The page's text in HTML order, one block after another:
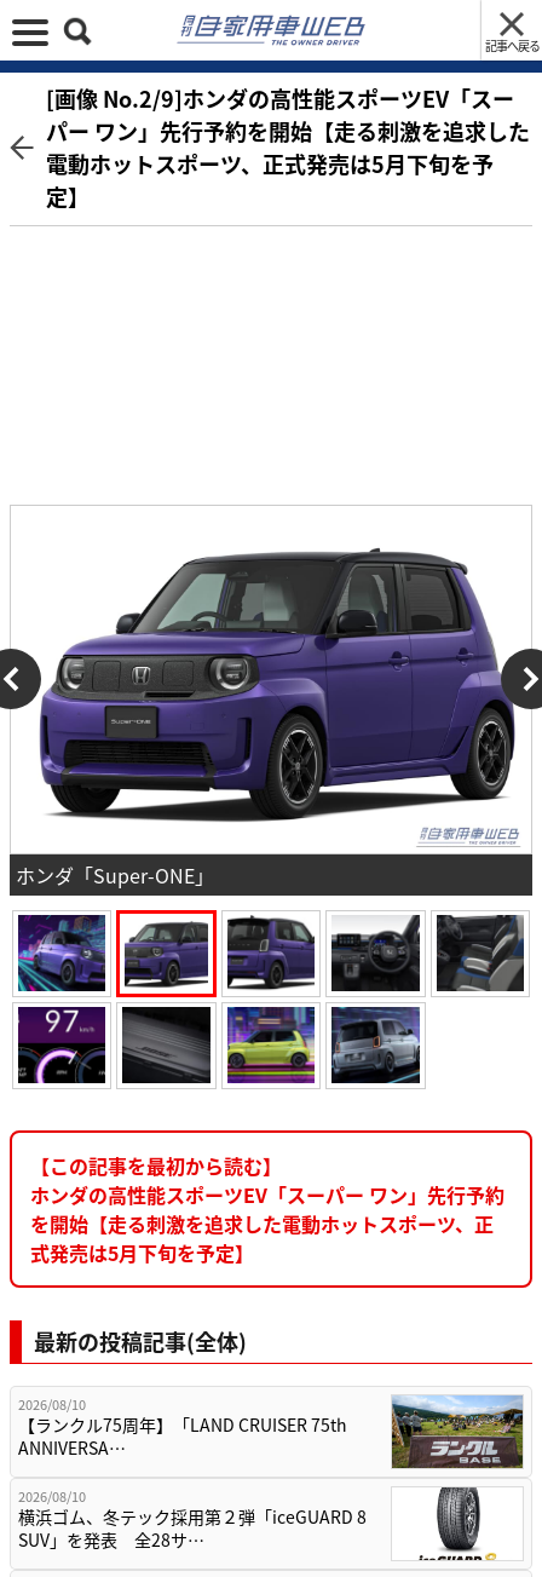
記事へ戻る
[画像 No.2/9]ホンダの高性能スポーツEV「スー
パー ワン」先行予約を開始【走る刺激を追求した
電動ホットスポーツ、正式発売は5月下旬を予
定】
ホンダ「Super-ONE」
【この記事を最初から読む】
ホンダの高性能スポーツEV「スーパー ワン」先行予約
を開始【走る刺激を追求した電動ホットスポーツ、正
式発売は5月下旬を予定】
最新の投稿記事(全体)
2026/08/10
【ランクル75周年】「LAND CRUISER 75th
ANNIVERSA…
2026/08/10
横浜ゴム、冬テック採用第２弾「iceGUARD 8
SUV」を発表 全28サ…